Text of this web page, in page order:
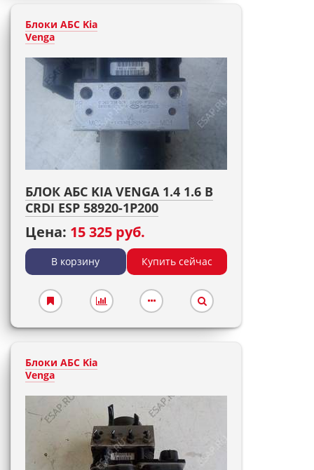
Блоки АБС Kia
Venga
БЛОК АБС KIA VENGA 1.4 1.6 B
CRDI ESP 58920-1P200
Цена: 15 325 руб.
В корзину Купить сейчас
Блоки АБС Kia
Venga